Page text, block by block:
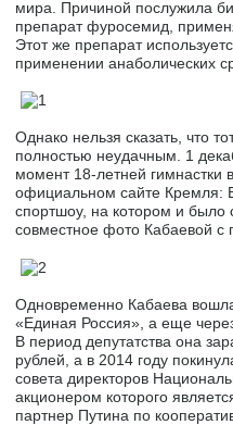
мира. Причиной послужила
препарат фуросемид,
Этот же препарат
применении анаболических
Однако нельзя сказать, что
полностью неудачным. 1
момент 18-летней
официальном сайте Кремля:
спортшоу, на котором и было
совместное фото Кабаевой с
Одновременно Кабаева
«Единая Россия», а еще
В период депутатства она
рублей, а в 2014 году
совета директоров
акционером которого
партнер Путина по